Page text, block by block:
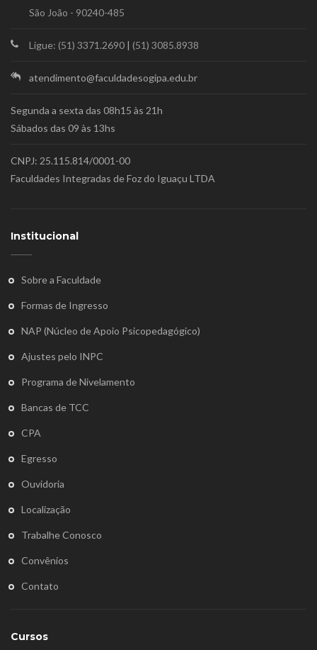
São João - 90240-485
Ligue: (51) 3371.2690 | (51) 3085.8938
atendimento@faculdadesogipa.edu.br
Segunda a sexta das 08h15 às 21h
Sábados das 09 às 13hs
CNPJ: 25.115.814/0001-00
Faculdades Integradas de Foz do Iguaçu LTDA
Institucional
Sobre a Faculdade
Formas de Ingresso
NAP (Núcleo de Apoio Psicopedagógico)
Ajustes pelo INPC
Programa de Nivelamento
Bancas de TCC
CPA
Egresso
Ouvidoria
Localização
Trabalhe Conosco
Convênios
Contato
Cursos